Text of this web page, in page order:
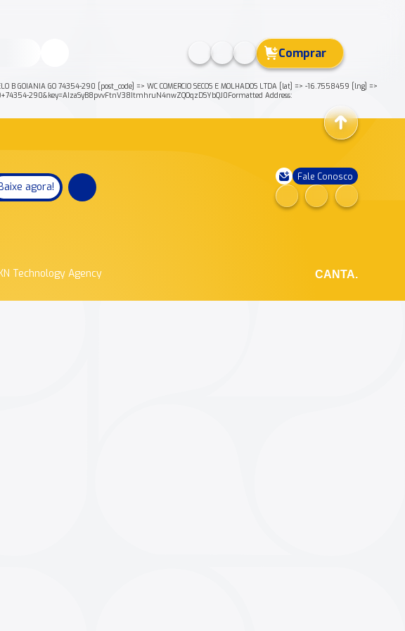
Comprar
B GOIANIA GO 74354-290 [post_code] => WC COMERCIO SECOS E MOLHADOS LTDA [lat] => -16.7558459 [lng] =>
290&key=AIzaSyB8pvvFtnV38ItmhruN4nwZQOqzDSYbQJ0Formatted Address:
agora!
Fale Conosco
Technology Agency CANTA.